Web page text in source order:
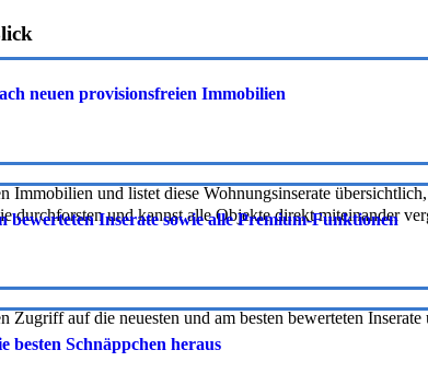
neuen provisionsfreien Immobilien
Immobilien und listet diese Wohnungsinserate
durchforsten und kannst alle Objekte direkt miteinander
Inserate sowie alle Premium-Funktionen
Zugriff auf die neuesten und am besten bewerteten
Schnäppchen heraus